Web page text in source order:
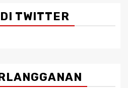
TWITTER